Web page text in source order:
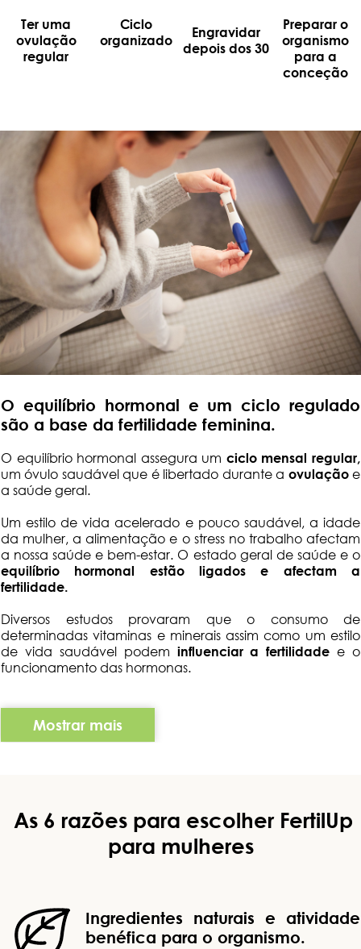
Ter uma
ovulação
regular
Ciclo
organizado
Engravidar
depois dos 30
Preparar o
organismo
para a
conceção
O equilíbrio hormonal e um ciclo regulado
são a base da fertilidade feminina.
O equilíbrio hormonal assegura um ciclo mensal regular,
um óvulo saudável que é libertado durante a ovulaçãoe
a saúde geral.
Um estilo de vida acelerado e pouco saudável, a idade
da mulher, a alimentação e o stress no trabalho afectam
a nossa saúde e bem-estar. O estado geral de saúde e o
equilíbrio hormonal estão ligados e afectam a
fertilidade.
Diversos estudos provaram que o consumo de
determinadas vitaminas e minerais assim como um estilo
de vida saudável podem influenciar a fertilidadee o
funcionamento das hormonas.
Mostrar mais
As 6 razões para escolher FertilUp
para mulheres
Ingredientes naturais e atividade
benéfica para o organismo.